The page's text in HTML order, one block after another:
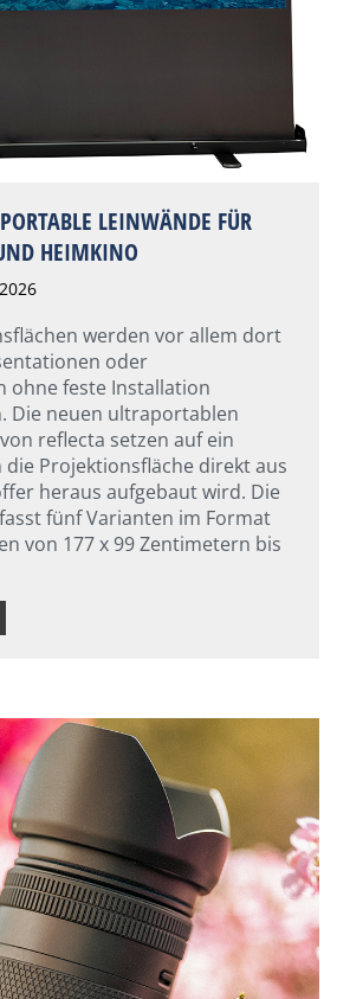
LEINWÄNDE FÜR
HEIMKINO
werden vor allem dort
oder
ohne feste Installation
Die neuen ultraportablen
reflecta setzen auf ein
die Projektionsfläche direkt aus
heraus aufgebaut wird. Die
fünf Varianten im Format
von 177 x 99 Zentimetern bis